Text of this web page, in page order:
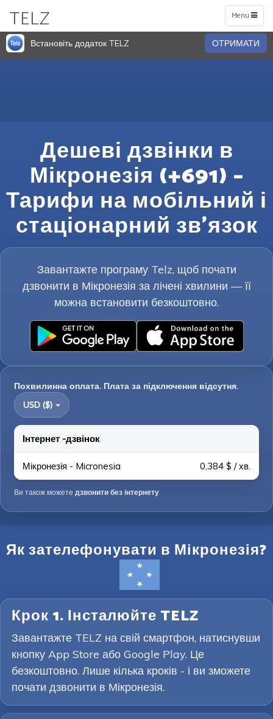
Toggle
navigation
Menu
TELZ
Встановіть додаток TELZ ОТРИМАТИ
Дешеві дзвінки в
Мікронезія (+691) –
Тарифи на мобільний і
стаціонарний зв’язок
Завантажте програму Telz, щоб почати
дзвонити в Мікронезія за лічені хвилини — її
можна встановити безкоштовно.
Похвилинна оплата. Плата за підключення відсутня.
USD ($)
Інтернет -дзвінок
Мікронезія - Micronesia 0,384 $ / хв.
Ви також можете дзвонити без інтернету.
Як зателефонувати в Мікронезія?
Крок 1. Інсталюйте TELZ
Завантажте TELZ на свій смартфон, натиснувши
кнопку App Store або Google Play. Це
безкоштовно. Лише кілька кроків - і ви зможете
почати дзвонити в Мікронезія.